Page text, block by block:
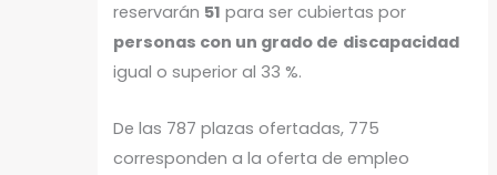
reservarán 51 para ser cubiertas por
personas con un grado de discapacidad
igual o superior al 33 %.
De las 787 plazas ofertadas, 775
corresponden a la oferta de empleo